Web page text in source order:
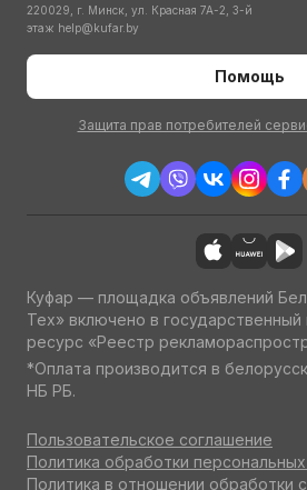
220029, г. Минск, ул. Красная 7А-2, 3-й
этаж help@kufar.by
Помощь
Защита прав потребителей
Куфар — площадка объявлений
Тех» включено в
ресурс «Реестр
*Оплата производится в
НБ РБ.
Пользовательское соглашение
Политика обработки
Политика в отношении обработки